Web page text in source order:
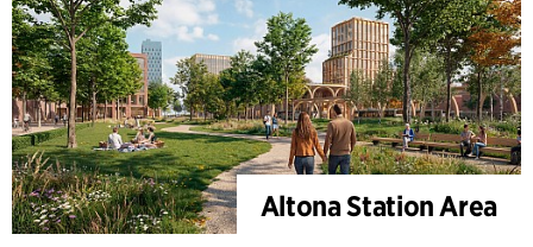
Altona Station Area